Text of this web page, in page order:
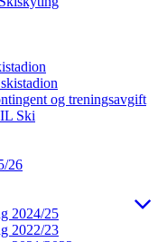
og treningsavgift
Ski
26
2024/25
2022/23